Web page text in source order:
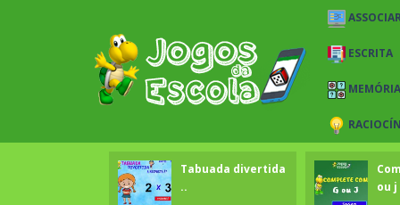
ESCRITA
MEMÓRIA
Tabuada divertida
..
ou j